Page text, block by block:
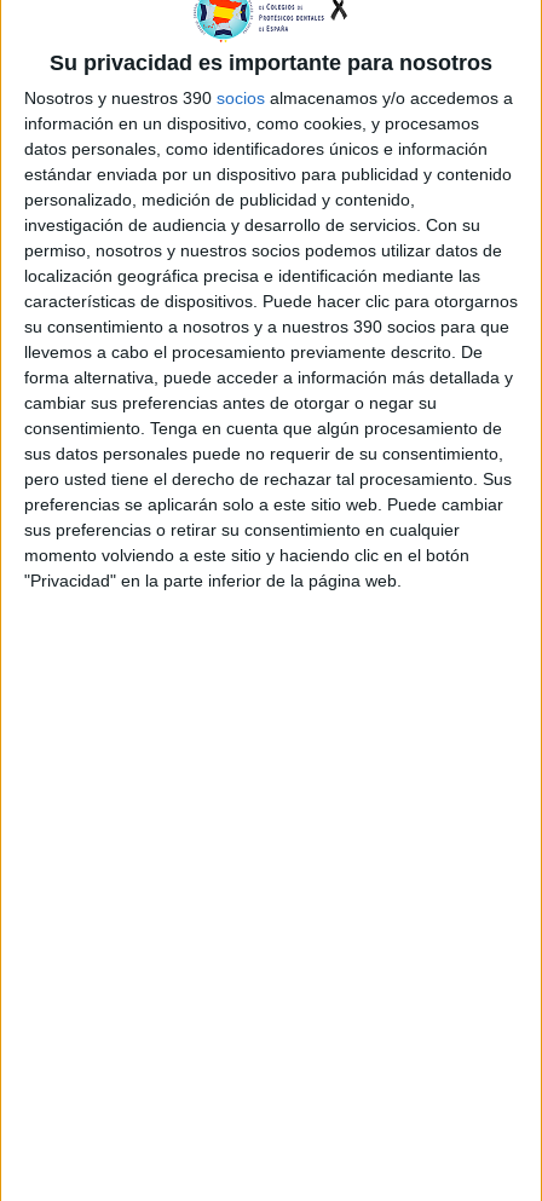
Su privacidad es importante para nosotros
Nosotros y nuestros 390 socios almacenamos y/o accedemos a
información en un dispositivo, como cookies, y procesamos
datos personales, como identificadores únicos e información
estándar enviada por un dispositivo para publicidad y contenido
personalizado, medición de publicidad y contenido,
investigación de audiencia y desarrollo de servicios. Con su
permiso, nosotros y nuestros socios podemos utilizar datos de
localización geográfica precisa e identificación mediante las
características de dispositivos. Puede hacer clic para otorgarnos
su consentimiento a nosotros y a nuestros 390 socios para que
llevemos a cabo el procesamiento previamente descrito. De
forma alternativa, puede acceder a información más detallada y
cambiar sus preferencias antes de otorgar o negar su
consentimiento. Tenga en cuenta que algún procesamiento de
sus datos personales puede no requerir de su consentimiento,
pero usted tiene el derecho de rechazar tal procesamiento. Sus
preferencias se aplicarán solo a este sitio web. Puede cambiar
sus preferencias o retirar su consentimiento en cualquier
momento volviendo a este sitio y haciendo clic en el botón
"Privacidad" en la parte inferior de la página web.
Síguenos
Facebook
Linkedin
Youtube
Bulevar José Prat 5 | 28032 Madrid